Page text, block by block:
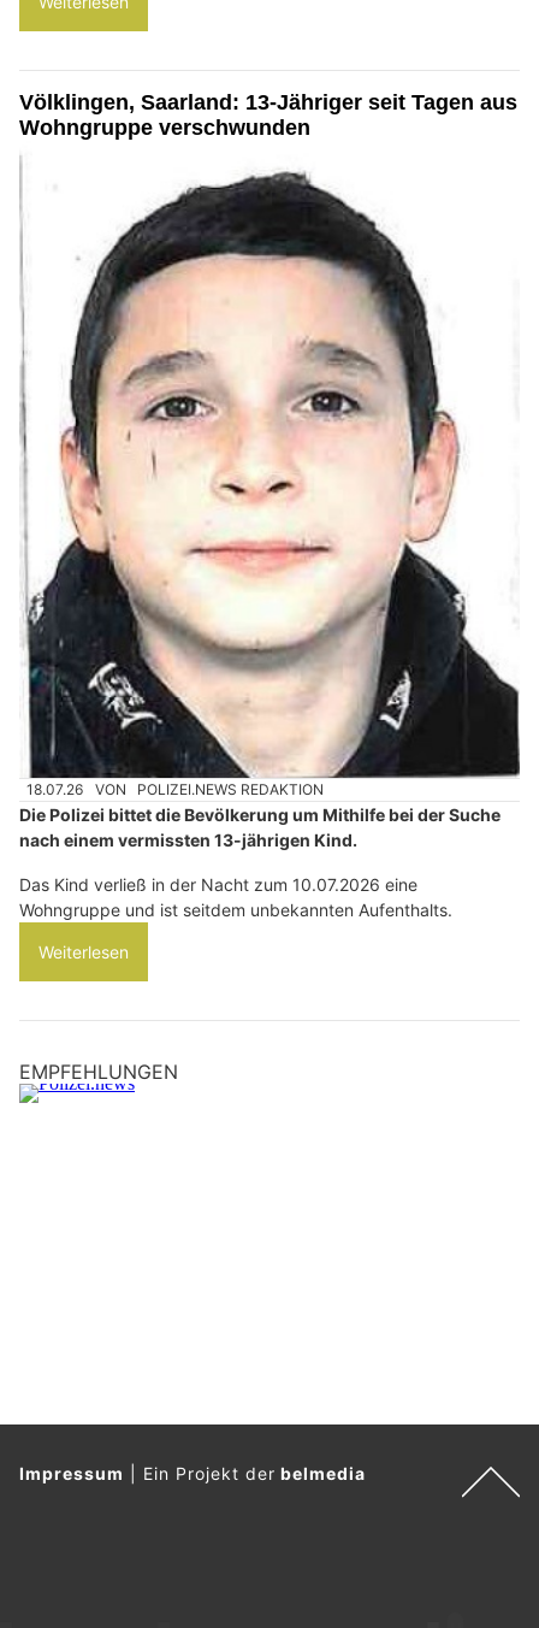
Völklingen, Saarland: 13-Jähriger seit Tagen aus
Wohngruppe verschwunden
18.07.26 VON POLIZEI.NEWS REDAKTION
Die Polizei bittet die Bevölkerung um Mithilfe bei der Suche
nach einem vermissten 13-jährigen Kind.
Das Kind verließ in der Nacht zum 10.07.2026 eine
Wohngruppe und ist seitdem unbekannten Aufenthalts.
Weiterlesen
EMPFEHLUNGEN
Impressum Ein Projekt derbelmedia